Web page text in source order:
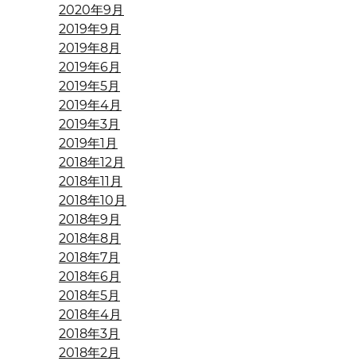
2020年9月
2019年9月
2019年8月
2019年6月
2019年5月
2019年4月
2019年3月
2019年1月
2018年12月
2018年11月
2018年10月
2018年9月
2018年8月
2018年7月
2018年6月
2018年5月
2018年4月
2018年3月
2018年2月